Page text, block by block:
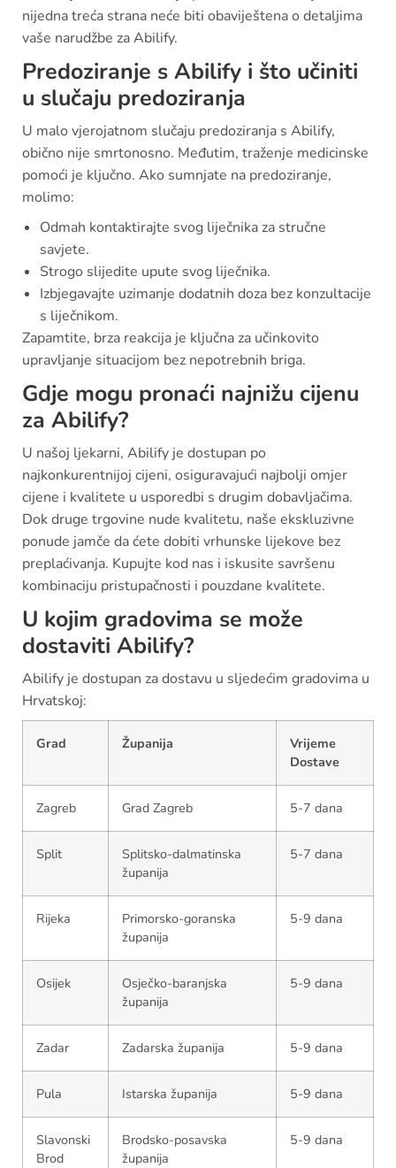
nijedna treća strana neće biti obaviještena o detaljima
vaše narudžbe za Abilify.
Predoziranje s Abilify i što učiniti
u slučaju predoziranja
U malo vjerojatnom slučaju predoziranja s Abilify,
obično nije smrtonosno. Međutim, traženje medicinske
pomoći je ključno. Ako sumnjate na predoziranje,
molimo:
Odmah kontaktirajte svog liječnika za stručne
savjete.
Strogo slijedite upute svog liječnika.
Izbjegavajte uzimanje dodatnih doza bez konzultacije
s liječnikom.
Zapamtite, brza reakcija je ključna za učinkovito
upravljanje situacijom bez nepotrebnih briga.
Gdje mogu pronaći najnižu cijenu
za Abilify?
U našoj ljekarni, Abilify je dostupan po
najkonkurentnijoj cijeni, osiguravajući najbolji omjer
cijene i kvalitete u usporedbi s drugim dobavljačima.
Dok druge trgovine nude kvalitetu, naše ekskluzivne
ponude jamče da ćete dobiti vrhunske lijekove bez
preplaćivanja. Kupujte kod nas i iskusite savršenu
kombinaciju pristupačnosti i pouzdane kvalitete.
U kojim gradovima se može
dostaviti Abilify?
Abilify je dostupan za dostavu u sljedećim gradovima u
Hrvatskoj:
Grad Županija
Vrijeme
Dostave
Zagreb Grad Zagreb 5-7 dana
Split
Splitsko-dalmatinska
županija
5-7 dana
Rijeka
Primorsko-goranska
županija
5-9 dana
Osijek
Osječko-baranjska
županija
5-9 dana
Zadar Zadarska županija 5-9 dana
Pula Istarska županija 5-9 dana
Slavonski
Brod
Brodsko-posavska
županija
5-9 dana